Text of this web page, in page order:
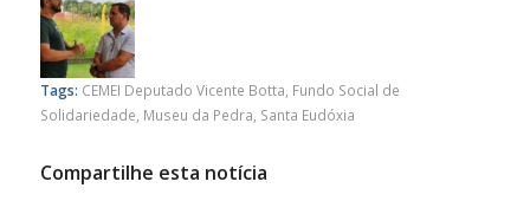
Tags: CEMEI Deputado Vicente Botta Fundo Social de
Solidariedade Museu da Pedra Santa Eudóxia
Compartilhe esta notícia